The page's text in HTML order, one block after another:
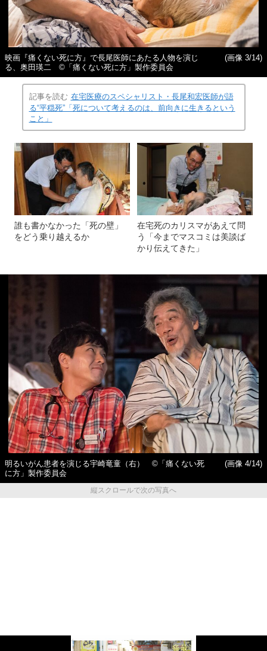
映画『痛くない死に方』で長尾医師にあたる人物を演じ
る、奥田瑛二 ©️「痛くない死に方」製作委員会
(画像 3/14)
記事を読む 在宅医療のスペシャリスト・長尾和宏医師が語
る“平穏死”「死について考えるのは、前向きに生きるという
こと」
誰も書かなかった「死の壁」
をどう乗り越えるか
在宅死のカリスマがあえて問
う「今までマスコミは美談ば
かり伝えてきた」
明るいがん患者を演じる宇崎竜童（右） ©️「痛くない死
に方」製作委員会
(画像 4/14)
縦スクロールで次の写真へ